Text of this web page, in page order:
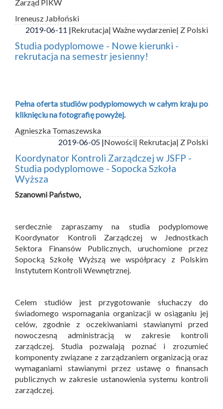
Zarząd PIKW
Ireneusz Jabłoński
2019-06-11 |Rekrutacja| Ważne wydarzenie| Z Polski
Studia podyplomowe - Nowe kierunki -
rekrutacja na semestr jesienny!
Pełna oferta studiów podyplomowych w całym kraju po
kliknięciu na fotografię powyżej.
Agnieszka Tomaszewska
2019-06-05 |Nowości| Rekrutacja| Z Polski
Koordynator Kontroli Zarządczej w JSFP -
Studia podyplomowe - Sopocka Szkoła
Wyższa
Szanowni Państwo,
serdecznie zapraszamy na studia podyplomowe
Koordynator Kontroli Zarządczej w Jednostkach
Sektora Finansów Publicznych, uruchomione przez
Sopocką Szkołę Wyższą we współpracy z Polskim
Instytutem Kontroli Wewnętrznej.
Celem studiów jest przygotowanie słuchaczy do
świadomego wspomagania organizacji w osiąganiu jej
celów, zgodnie z oczekiwaniami stawianymi przed
nowoczesną administracją w zakresie kontroli
zarządczej. Studia pozwalają poznać i zrozumieć
komponenty związane z zarządzaniem organizacją oraz
wymaganiami stawianymi przez ustawę o finansach
publicznych w zakresie ustanowienia systemu kontroli
zarządczej.